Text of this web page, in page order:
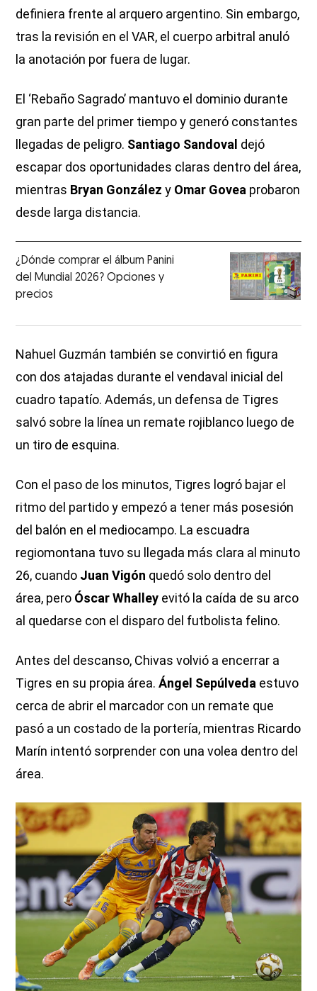
definiera frente al arquero argentino. Sin embargo,
tras la revisión en el VAR, el cuerpo arbitral anuló
la anotación por fuera de lugar.
El ‘Rebaño Sagrado’ mantuvo el dominio durante
gran parte del primer tiempo y generó constantes
llegadas de peligro. Santiago Sandoval dejó
escapar dos oportunidades claras dentro del área,
mientras Bryan Gonzálezy Omar Govea probaron
desde larga distancia.
¿Dónde comprar el álbum Panini
del Mundial 2026? Opciones y
precios
Nahuel Guzmán también se convirtió en figura
con dos atajadas durante el vendaval inicial del
cuadro tapatío. Además, un defensa de Tigres
salvó sobre la línea un remate rojiblanco luego de
un tiro de esquina.
Con el paso de los minutos, Tigres logró bajar el
ritmo del partido y empezó a tener más posesión
del balón en el mediocampo. La escuadra
regiomontana tuvo su llegada más clara al minuto
26, cuando Juan Vigón quedó solo dentro del
área, pero Óscar Whalley evitó la caída de su arco
al quedarse con el disparo del futbolista felino.
Antes del descanso, Chivas volvió a encerrar a
Tigres en su propia área. Ángel Sepúlveda estuvo
cerca de abrir el marcador con un remate que
pasó a un costado de la portería, mientras Ricardo
Marín intentó sorprender con una volea dentro del
área.